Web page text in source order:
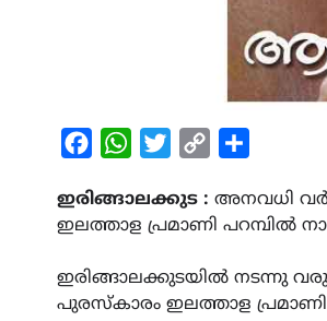
FacebookWhatsAppTwitterCopy
ഇരിങ്ങാലക്കുട : അനവധി
ഇലത്താള പ്രമാണി പറമ്പിൽ
ഇരിങ്ങാലക്കുടയിൽ നടന്നു
പുരസ്കാരം ഇലത്താള